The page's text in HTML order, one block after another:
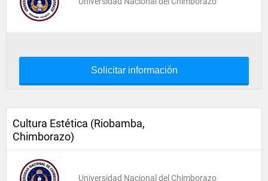
Solicitar información
Cultura Estética (Riobamba,
Chimborazo)
Universidad Nacional del Chimborazo